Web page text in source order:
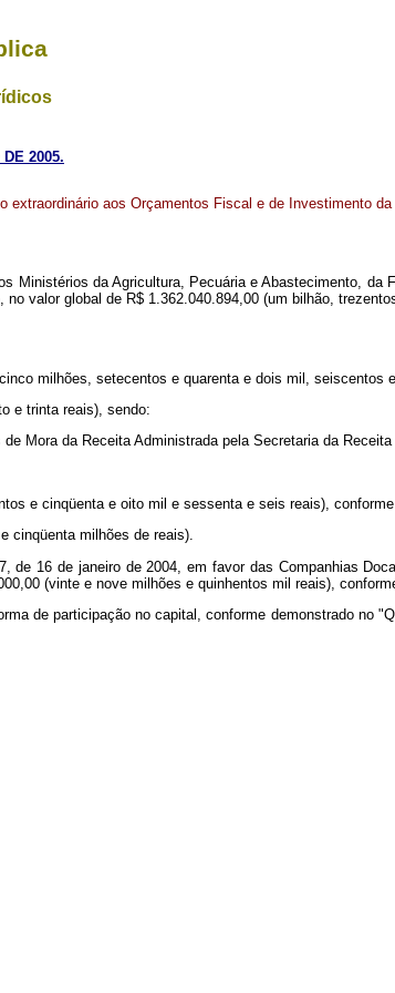
DE 2005.
extraordinário aos Orçamentos Fiscal e de Investimento
Ministérios da Agricultura, Pecuária e Abastecimento, da
valor global de R$ 1.362.040.894,00 (um bilhão,
milhões, setecentos e quarenta e dois mil, seiscentos
e trinta reais), sendo:
Mora da Receita Administrada pela Secretaria da
e cinqüenta e oito mil e sessenta e seis reais),
cinqüenta milhões de reais).
de 16 de janeiro de 2004, em favor das Companhias
(vinte e nove milhões e quinhentos mil reais),
de participação no capital, conforme demonstrado no